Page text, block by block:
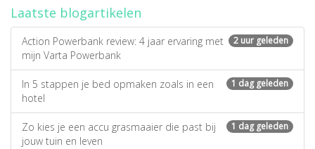
Laatste blogartikelen
2 uur geleden
Action Powerbank review: 4 jaar ervaring met
mijn Varta Powerbank
1 dag geleden
In 5 stappen je bed opmaken zoals in een
hotel
1 dag geleden
Zo kies je een accu grasmaaier die past bij
jouw tuin en leven